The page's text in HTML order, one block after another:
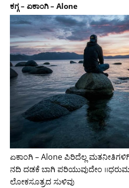
ಕಗ್ಗ – ಏಕಾಂಗಿ – Alone
ಏಕಾಂಗಿ – Alone ಪಿರಿದೆಲ್ಲ
ನದಿ ದಡಕೆ ಬಾಗಿ ಪರಿಯುವುದೇಂ
ಲೋಕಸೂತ್ರದ ಸುಳಿವು